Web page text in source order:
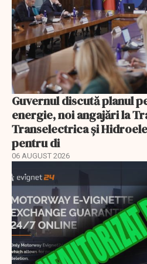
Guvernul discută planul
energie, noi angajări la
Transelectrica și
pentru di
06 AUGUST 2026